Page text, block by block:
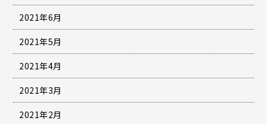
2021年6月
2021年5月
2021年4月
2021年3月
2021年2月